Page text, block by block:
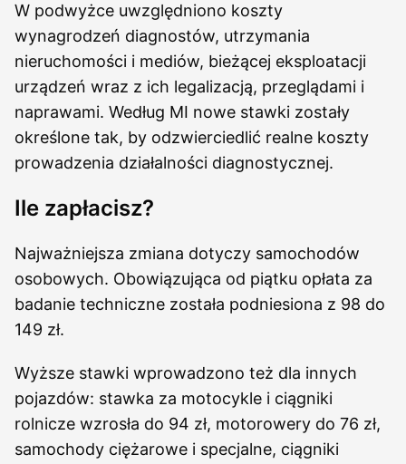
W podwyżce uwzględniono koszty
wynagrodzeń diagnostów, utrzymania
nieruchomości i mediów, bieżącej eksploatacji
urządzeń wraz z ich legalizacją, przeglądami i
naprawami. Według MI nowe stawki zostały
określone tak, by odzwierciedlić realne koszty
prowadzenia działalności diagnostycznej.
Ile zapłacisz?
Najważniejsza zmiana dotyczy samochodów
osobowych. Obowiązująca od piątku opłata za
badanie techniczne została podniesiona z 98 do
149 zł.
Wyższe stawki wprowadzono też dla innych
pojazdów: stawka za motocykle i ciągniki
rolnicze wzrosła do 94 zł, motorowery do 76 zł,
samochody ciężarowe i specjalne, ciągniki